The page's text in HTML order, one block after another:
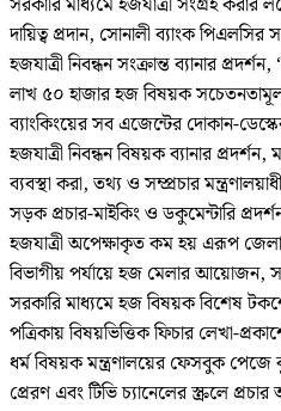
দায়িত্ব প্রদান, সোনালী ব্যাংক
হজযাত্রী নিবন্ধন সংক্রান্ত ব্যানার
লাখ ৫০ হাজার হজ বিষয়ক
ব্যাংকিংয়ের সব এজেন্টের দোকান-
হজযাত্রী নিবন্ধন বিষয়ক ব্যানার
ব্যবস্থা করা, তথ্য ও সম্প্রচার
সড়ক প্রচার-মাইকিং ও ডকুমেন্টারি
হজযাত্রী অপেক্ষাকৃত কম হয় এরূপ
বিভাগীয় পর্যায়ে হজ মেলার আয়োজন,
সরকারি মাধ্যমে হজ বিষয়ক বিশেষ
পত্রিকায় বিষয়ভিত্তিক ফিচার লেখা-
ধর্ম বিষয়ক মন্ত্রণালয়ের ফেসবুক পেজে
প্রেরণ এবং টিভি চ্যানেলের স্ক্রলে